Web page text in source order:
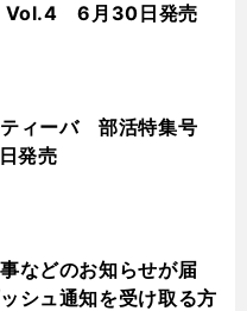
Vol.4 6月30日発売
ティーバ 部活特集号
発売
などのお知らせが届
シュ通知を受け取る方